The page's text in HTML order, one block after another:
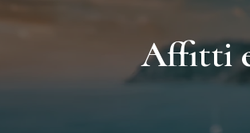
Affitti